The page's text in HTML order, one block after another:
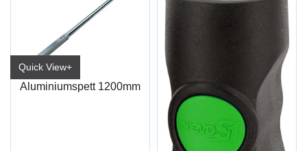
Quick View+
Aluminiumspett 1200mm